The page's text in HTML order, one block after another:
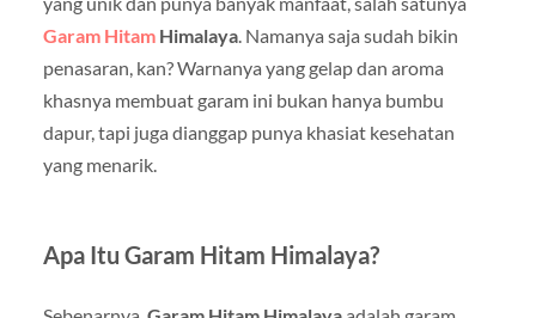
Garam HitamHimalaya. Namanya saja sudah bikin
penasaran, kan? Warnanya yang gelap dan aroma
khasnya membuat garam ini bukan hanya bumbu
dapur, tapi juga dianggap punya khasiat kesehatan
yang menarik.
Apa Itu Garam Hitam Himalaya?